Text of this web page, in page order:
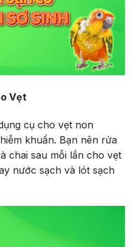
Vẹt
cụ cho vẹt non
khuẩn. Bạn nên rửa
chai sau mỗi lần cho vẹt
nước sạch và lót sạch